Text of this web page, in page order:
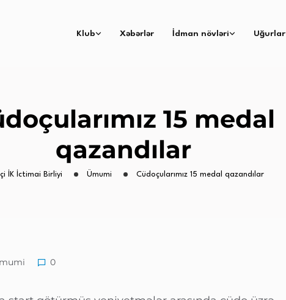
Klub Xəbərlər İdman növləri Uğurlar
15 medal
qazandılar
İK İctimai Birliyi Ümumi Cüdoçularımız 15 medal qazandılar
0